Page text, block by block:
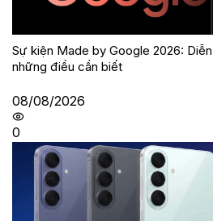
Sự kiện Made by Google 2026:
những điều cần biết
08/08/2026
0